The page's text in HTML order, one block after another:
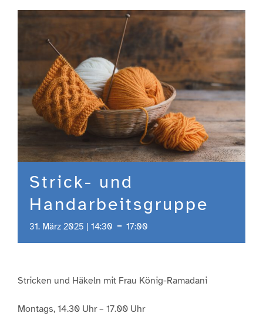
Aktuelles
Jobs
Information
KontaktStrick- und
Handarbeitsgruppe
31. März 2025 | 14:30 - 17:00
Stricken und Häkeln mit Frau König-Ramadani
Montags, 14.30 Uhr – 17.00 Uhr